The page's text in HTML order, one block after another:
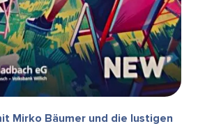
Mirko Bäumer und die lustigen